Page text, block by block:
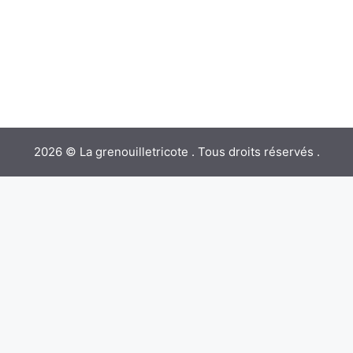
2026 © La grenouilletricote . Tous droits réservés .